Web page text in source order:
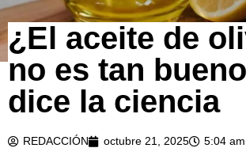
¿El aceite de
no es tan
dice la ciencia
REDACCIÓN octubre 21, 2025 5:04 am